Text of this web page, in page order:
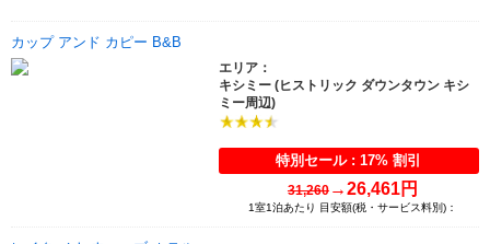
カップ アンド カピー B&B
エリア：
キシミー (ヒストリック ダウンタウン キシ
ミー周辺)
特別セール : 17% 割引
31,260→26,461円
1室1泊あたり 目安額(税・サービス料別)：